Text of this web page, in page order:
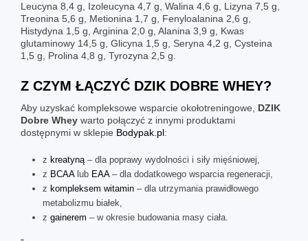
Leucyna 8,4 g, Izoleucyna 4,7 g, Walina 4,6 g, Lizyna 7,5 g,
Treonina 5,6 g, Metionina 1,7 g, Fenyloalanina 2,6 g,
Histydyna 1,5 g, Arginina 2,0 g, Alanina 3,9 g, Kwas
glutaminowy 14,5 g, Glicyna 1,5 g, Seryna 4,2 g, Cysteina
1,5 g, Prolina 4,8 g, Tyrozyna 2,5 g.
Z CZYM ŁĄCZYĆ DZIK DOBRE WHEY?
Aby uzyskać kompleksowe wsparcie okołotreningowe, DZIK
Dobre Whey warto połączyć z innymi produktami
dostępnymi w sklepie Bodypak.pl:
z kreatyną– dla poprawy wydolności i siły mięśniowej,
z BCAAlub EAA– dla dodatkowego wsparcia regeneracji,
z kompleksem witamin – dla utrzymania prawidłowego
metabolizmu białek,
z gainerem – w okresie budowania masy ciała.